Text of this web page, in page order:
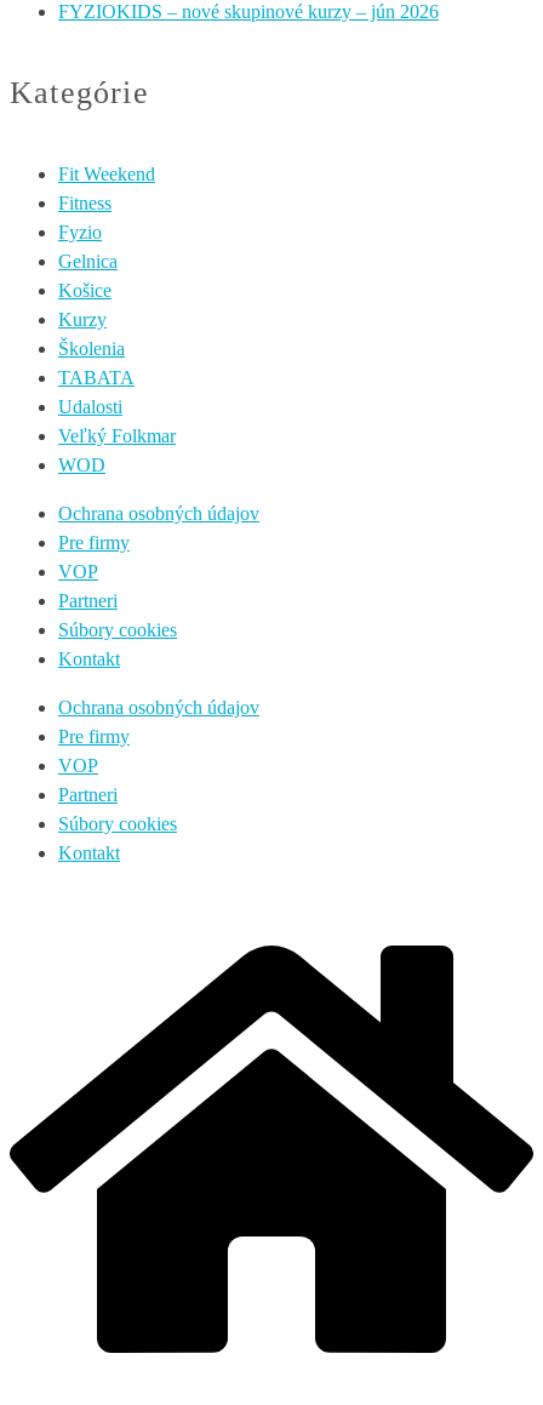
FYZIOKIDS – nové skupinové kurzy – jún 2026
Kategórie
Fit Weekend
Fitness
Fyzio
Gelnica
Košice
Kurzy
Školenia
TABATA
Udalosti
Veľký Folkmar
WOD
Ochrana osobných údajov
Pre firmy
VOP
Partneri
Súbory cookies
Kontakt
Ochrana osobných údajov
Pre firmy
VOP
Partneri
Súbory cookies
Kontakt